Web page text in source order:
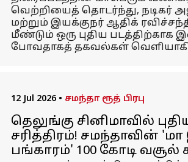
வெற்றியைத் தொடர்ந்து, நடிகர்
மற்றும் இயக்குநர் ஆதிக்
மீண்டும் ஒரு புதிய
போவதாகத் தகவல்கள்
12 Jul 2026 • சமந்தா ரூத் பிரபு
தெலுங்கு சினிமாவில்
சரித்திரம்! சமந்தாவின்
பங்காரம்' 100 கோடி